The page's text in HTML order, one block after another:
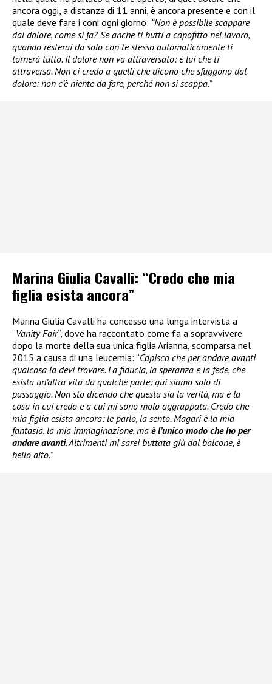
ancora oggi, a distanza di 11 anni, è ancora presente e con il
quale deve fare i coni ogni giorno: “Non è possibile scappare
dal dolore, come si fa? Se anche ti butti a capofitto nel lavoro,
quando resterai da solo con te stesso automaticamente ti
tornerà tutto. Il dolore non va attraversato: è lui che ti
attraversa. Non ci credo a quelli che dicono che sfuggono dal
dolore: non c’è niente da fare, perché non si scappa.”
Marina Giulia Cavalli: “Credo che mia
figlia esista ancora”
Marina Giulia Cavalli ha concesso una lunga intervista a
“Vanity Fair“, dove ha raccontato come fa a sopravvivere
dopo la morte della sua unica figlia Arianna, scomparsa nel
2015 a causa di una leucemia: “Capisco che per andare avanti
qualcosa la devi trovare. La fiducia, la speranza e la fede, che
esista un’altra vita da qualche parte: qui siamo solo di
passaggio. Non sto dicendo che questa sia la verità, ma è la
cosa in cui credo e a cui mi sono molo aggrappata. Credo che
mia figlia esista ancora: le parlo, la sento. Magari è la mia
fantasia, la mia immaginazione, ma è l’unico modo che ho per
andare avanti. Altrimenti mi sarei buttata giù dal balcone, è
bello alto.”